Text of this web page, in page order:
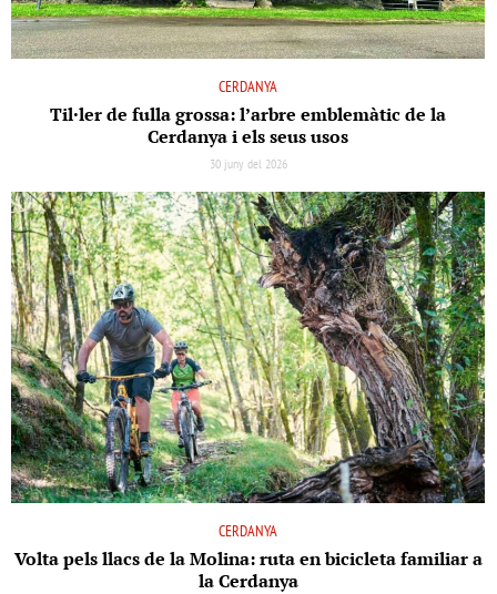
CERDANYA
Til·ler de fulla grossa: l’arbre emblemàtic de la
Cerdanya i els seus usos
30 juny del 2026
CERDANYA
Volta pels llacs de la Molina: ruta en bicicleta familiar a
la Cerdanya